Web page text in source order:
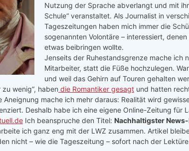
Nutzung der Sprache abverlangt und mit
Schule“ veranstaltet. Als Journalist in
Tageszeitungen haben mich immer die
sogenannten Volontäre – interessiert,
etwas beibringen wollte.
Jenseits der Ruhestandsgrenze mache ich
Mitarbeiter, statt die Füße hochzulegen.
und weil das Gehirn auf Touren gehalten
wenig“, haben die Romantiker gesagt und hatten
Aneignung mache ich mehr daraus: Realität wird
Deshalb habe ich eine eigene Online-Zeitung für
Ich beanspruche den Titel: Nachhaltigster
ich ganz eng mit der LWZ zusammen. Artikel
nicht – wie die Tageszeitung – sofort nach der